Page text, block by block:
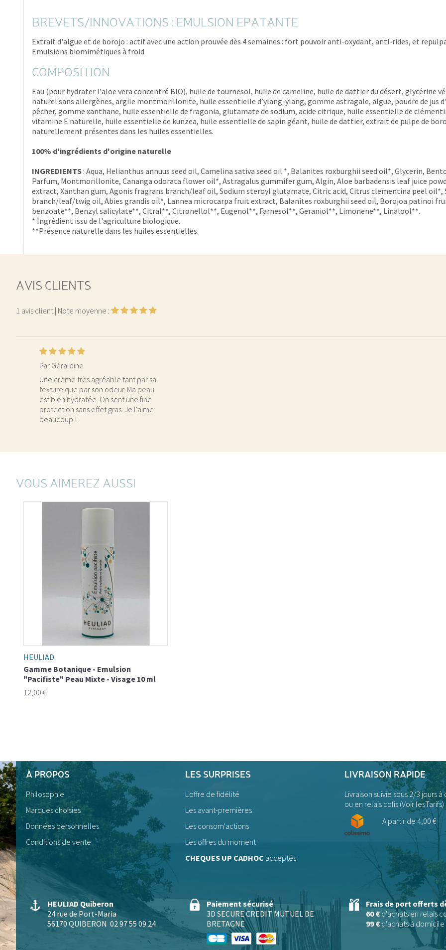
BREVETS/INNOVATIONS : EMULSION EPATANTE
Extrait d'algue et de borojo : actif avec une action prouvée dès 4 semaines : fort pouvoir anti-oxydant, anti-rides, et
Emulsions biomimétiques à froid
COMPOSITION
Eau (pour hydrater l'aloe vera concentré BIO), huile de tournesol, huile de cameline, huile de dattier du désert, glycérine
naturel sans allergènes, argile montmorillonite, huile essentielle d’ylang-ylang, gomme astragale, algue, poudre de jus
pêcher, gomme xanthane, huile essentielle de fragonia, glutamate de sodium, acide citrique, huile essentielle de
vitamine E naturelle, huile essentielle de kunzea, huile essentielle de sapin géant, huile de dattier, extrait de pulpe de
naturellement présentes dans les huiles essentielles.
100% d'ingrédients d'origine naturelle
INGREDIENTS : Aqua, Helianthus annuus seed oil, Camelina sativa seed oil *, Balanites roxburghii seed oil*, Glycerin,
Parfum, Montmorillonite, Cananga odorata flower oil*, Astragalus gummifer gum, Algin, Aloe barbadensis leaf juice
extract, Xanthan gum, Agonis fragrans branch/leaf oil, Sodium steroyl glutamate, Citric acid, Citrus clementina peel oil*,
branch/leaf/twig oil, Abies grandis oil*, Lannea microcarpa fruit extract, Balanites roxburghii seed oil, Borojoa patinoi
benzoate**, Benzyl salicylate**, Citral**, Citronellol**, Eugenol**, Farnesol**, Geraniol**, Limonene**, Linalool**.
* Ingrédient issu de l'agriculture biologique.
**Présence naturelle dans les huiles essentielles.
AVIS CLIENTS
1 avis client| Note moyenne :
Par Géraldine
Une crème très agréable tant par sa
texture que par son odeur. Ma peau
est bien hydratée. On sent une fine
protection sans effet gras. Je l'aime
beaucoup !
VOUS AIMEREZ AUSSI
HEULIAD
Gamme Botanique - Emulsion
"Pacifiste" Peau Mixte - Visage 10 ml
12,00 €
À PROPOS
Philosophie
Marques choisies
Données personnelles
Conditions de vente
LES SURPRISES
L'offre de fidélité
Les avant-premières
Les consom'actions
Les offres du moment
CHEQUES UP CADHOC acceptés
LIVRAISON RAPIDE
Livraison suivie sous 2/3 jours
ou en relais colis (Voir lesTarifs)
A partir de 4,00 €
HEULIAD Quiberon
24 rue de Port-Maria
56170 QUIBERON 02 97 55 09 24
Paiement sécurisé
3D SECURE CREDIT MUTUEL DE
BRETAGNE
Frais de port offerts
60 € d'achats en relais
99 € d'achats à domicile